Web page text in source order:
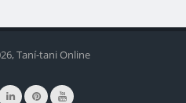
Taní-tani Online